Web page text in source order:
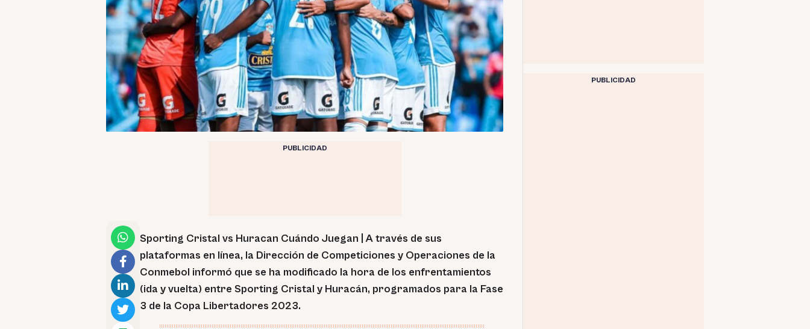
PUBLICIDAD
Sporting Cristal vs Huracan Cuándo Juegan | A través de sus
plataformas en línea, la Dirección de Competiciones y Operaciones de la
Conmebol informó que se ha modificado la hora de los enfrentamientos
(ida y vuelta) entre Sporting Cristal y Huracán, programados para la Fase
3 de la Copa Libertadores 2023.
PUBLICIDAD